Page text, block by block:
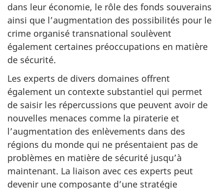
dans leur économie, le rôle des fonds souverains
ainsi que l’augmentation des possibilités pour le
crime organisé transnational soulèvent
également certaines préoccupations en matière
de sécurité.
Les experts de divers domaines offrent
également un contexte substantiel qui permet
de saisir les répercussions que peuvent avoir de
nouvelles menaces comme la piraterie et
l’augmentation des enlèvements dans des
régions du monde qui ne présentaient pas de
problèmes en matière de sécurité jusqu’à
maintenant. La liaison avec ces experts peut
devenir une composante d’une stratégie